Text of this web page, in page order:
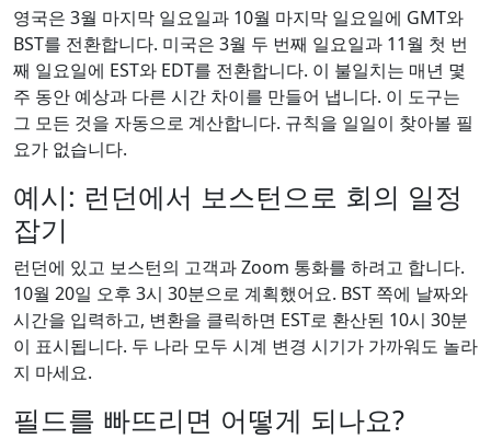
영국은 3월 마지막 일요일과 10월 마지막 일요일에 GMT와
BST를 전환합니다. 미국은 3월 두 번째 일요일과 11월 첫 번
째 일요일에 EST와 EDT를 전환합니다. 이 불일치는 매년 몇
주 동안 예상과 다른 시간 차이를 만들어 냅니다. 이 도구는
그 모든 것을 자동으로 계산합니다. 규칙을 일일이 찾아볼 필
요가 없습니다.
예시: 런던에서 보스턴으로 회의 일정
잡기
런던에 있고 보스턴의 고객과 Zoom 통화를 하려고 합니다.
10월 20일 오후 3시 30분으로 계획했어요. BST 쪽에 날짜와
시간을 입력하고, 변환을 클릭하면 EST로 환산된 10시 30분
이 표시됩니다. 두 나라 모두 시계 변경 시기가 가까워도 놀라
지 마세요.
필드를 빠뜨리면 어떻게 되나요?